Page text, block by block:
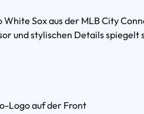
Sox aus der MLB City
und stylischen Details spiegelt
Logo auf der Front